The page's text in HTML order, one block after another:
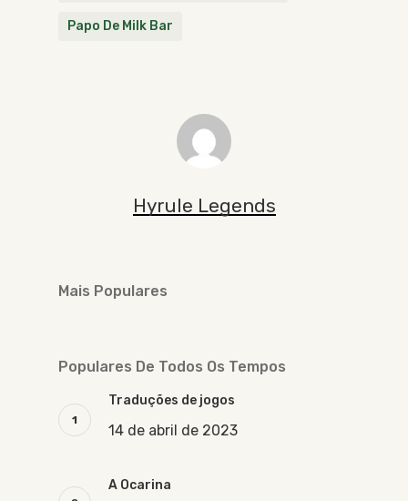
Papo De Milk Bar
Hyrule Legends
Mais Populares
Populares De Todos Os Tempos
Traduções de jogos
14 de abril de 2023
A Ocarina